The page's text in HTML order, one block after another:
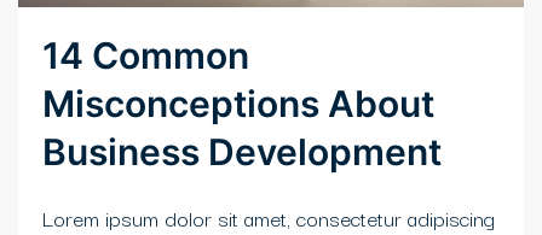
14 Common
Misconceptions About
Business Development
Lorem ipsum dolor sit amet, consectetur adipiscing